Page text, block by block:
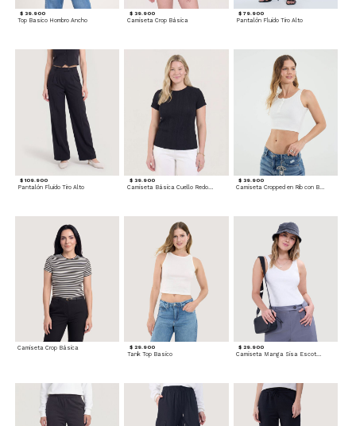
$ 39.900
Top Basico Hombro Ancho
$ 39.900
Camiseta Crop Básica
$ 79.900
Pantalón Fluido Tiro Alto
$ 109.900
Pantalón Fluido Tiro Alto
$ 39.900
Camiseta Básica Cuello Redondo
$ 39.900
Camiseta Cropped en Rib con Botones
Camiseta Crop Básica $ 29.900
Tank Top Basico
$ 29.900
Camiseta Manga Sisa Escotada